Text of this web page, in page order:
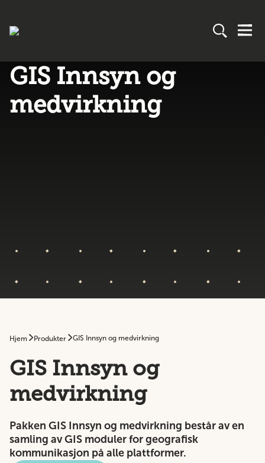
GIS Innsyn og
medvirkning
Hjem Produkter GIS Innsyn og medvirkning
GIS Innsyn og
medvirkning
Pakken GIS Innsyn og medvirkning består av en
samling av GIS moduler for geografisk
kommunikasjon på alle plattformer.